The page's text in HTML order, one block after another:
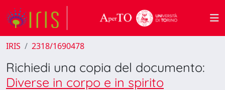
IRIS 2318/1690478
Richiedi una copia del documento:
Diverse in corpo e in spirito